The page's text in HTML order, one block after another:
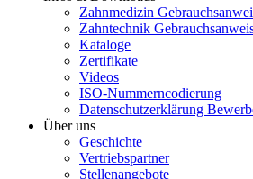
Zahnmedizin
Zahntechnik
Kataloge
Zertifikate
Videos
ISO-Nummerncodierung
Datenschutzerklärung
Über uns
Geschichte
Vertriebspartner
Stellenangebote